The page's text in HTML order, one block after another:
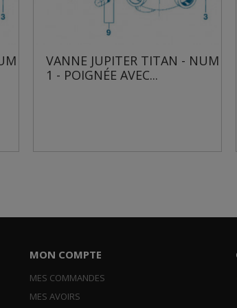
VANNE JUPITER TITAN - NUM
1 - POIGNÉE AVEC...
MON COMPTE
MES COMMANDES
MES AVOIRS